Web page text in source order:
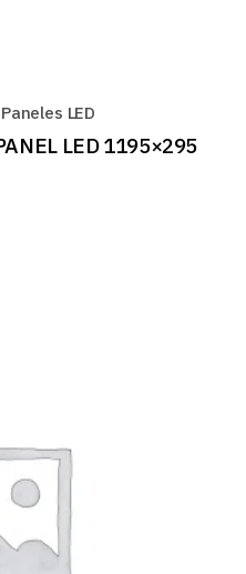
Paneles LED
LED 1195×295